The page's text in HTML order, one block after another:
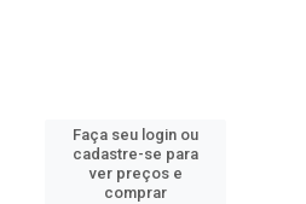
Faça seu login ou
cadastre-se para
ver preços e
comprar